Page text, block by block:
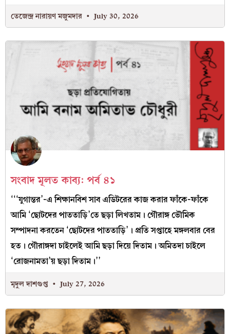
তেজেন্দ্র নারায়ণ মজুমদার July 30, 2026
সংবাদ মূলত কাব‍্য: পর্ব ৪১
‘‘‘যুগান্তর’-এ শিক্ষানবিশ সাব এডিটরের কাজ করার ফাঁকে-ফাঁকে
আমি ‘ছোটদের পাততাড়ি’তে ছড়া লিখতাম। গৌরাঙ্গ ভৌমিক
সম্পাদনা করতেন ‘ছোটদের পাততাড়ি’। প্রতি সপ্তাহে মঙ্গলবার বের
হত। গৌরাঙ্গদা চাইলেই আমি ছড়া দিয়ে দিতাম। অমিতদা চাইলে
‘রোজনামতা’য় ছড়া দিতাম।’’
মৃদুল দাশগুপ্ত July 27, 2026